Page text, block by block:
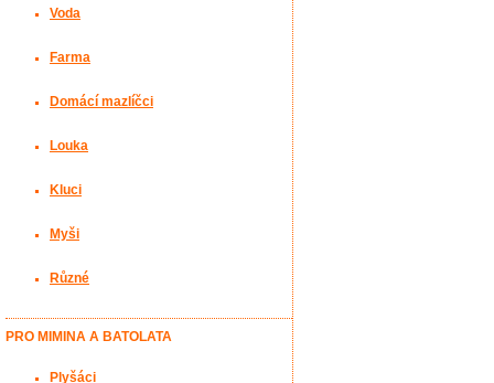
Voda
Farma
Domácí mazlíčci
Louka
Kluci
Myši
Různé
PRO MIMINA A BATOLATA
Plyšáci